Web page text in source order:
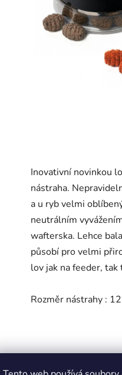
Inovativní novinkou
nástraha.
a u ryb velmi
neutrálním
wafterska. Lehce
působí pro velmi
lov jak na feeder, tak
Rozměr nástrahy :